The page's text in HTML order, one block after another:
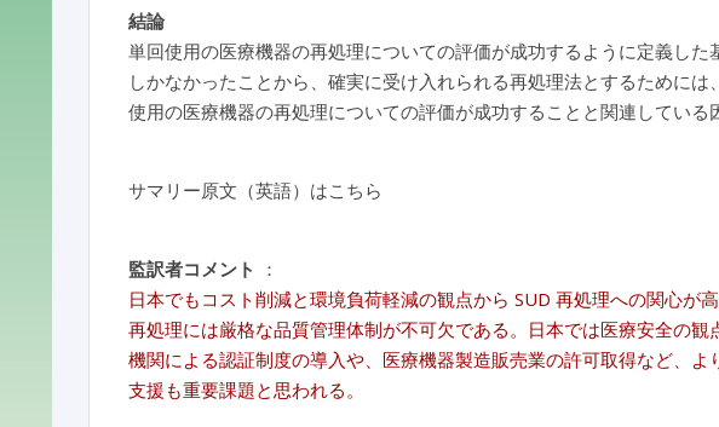
結論
単回使用の医療機器の再処理についての評価が成功するように定義し
しかなかったことから、確実に受け入れられる再処理法とするために
使用の医療機器の再処理についての評価が成功することと関連している
サマリー原文（英語）はこちら
監訳者コメント
：
日本でもコスト削減と環境負荷軽減の観点から SUD 再処理への関心が
再処理には厳格な品質管理体制が不可欠である。日本では医療安全の
機関による認証制度の導入や、医療機器製造販売業の許可取得など、
支援も重要課題と思われる。